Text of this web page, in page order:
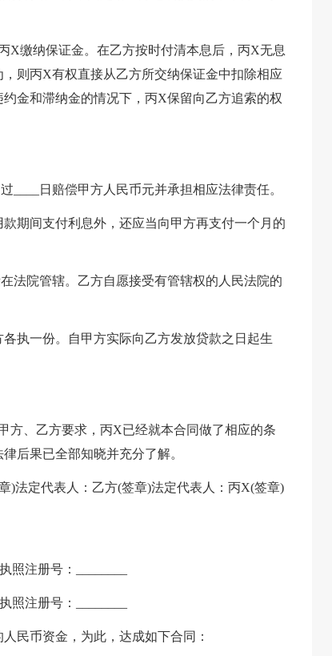
X缴纳保证金。在乙方按时付清本息后，丙X无息
则丙X有权直接从乙方所交纳保证金中扣除相应
金和滞纳金的情况下，丙X保留向乙方追索的权
日赔偿甲方人民币元并承担相应法律责任。
期间支付利息外，还应当向甲方再支付一个月的
法院管辖。乙方自愿接受有管辖权的人民法院的
执一份。自甲方实际向乙方发放贷款之日起生
方、乙方要求，丙X已经就本合同做了相应的条
后果已全部知晓并充分了解。
)法定代表人：乙方(签章)法定代表人：丙X(签章)
照注册号：________
照注册号：________
民币资金，为此，达成如下合同：